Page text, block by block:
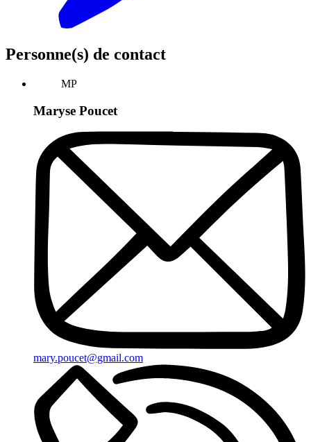
Personne(s) de contact
MP
Maryse Poucet
mary.poucet@gmail.com